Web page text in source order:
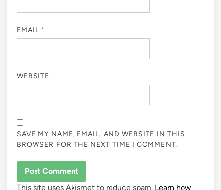
EMAIL *
WEBSITE
SAVE MY NAME, EMAIL, AND WEBSITE IN THIS
BROWSER FOR THE NEXT TIME I COMMENT.
This site uses Akismet to reduce spam. Learn how